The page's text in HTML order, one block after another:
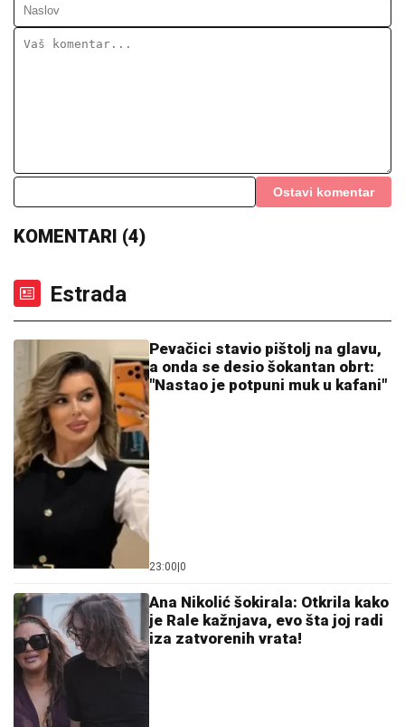
"Moja jedina ljubav"
"SRAMOTA ME JE"Asmin Durdžić
Maje Marinković: "Ona je domaćica, ne
snalazi se u ovom svetu i ne zna da
prestane"
ANELI DOBILA PREPISKE FILIPA I
JOVANE CVIJANOVIĆ
oglasila: "Sve dođe do mene", evo da
li je kontaktirala Đukića
ŽENA MARKA JANKETIĆA U KUPAĆEM!
objavio slike sa letovanja, razmenjuju nežnosti na
plaži: On bez majice, pokazao koliko je posvećen otac